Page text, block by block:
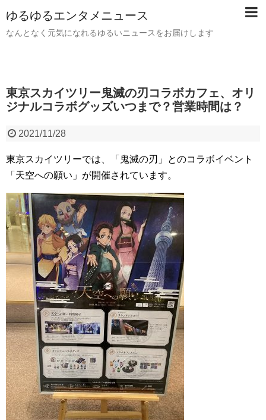
ゆるゆるエンタメニュース
なんとなく元気になれるゆるいニュースをお届けします
東京スカイツリー鬼滅の刃コラボカフェ、オリ
ジナルコラボグッズいつまで？営業時間は？
2021/11/28
東京スカイツリーでは、「鬼滅の刃」とのコラボイベント
「天空への願い」が開催されています。